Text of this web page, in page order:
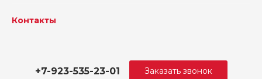
Контакты
+7-923-535-23-01 Заказать звонок